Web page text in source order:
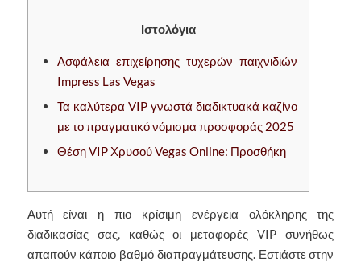
Ιστολόγια
Ασφάλεια επιχείρησης τυχερών παιχνιδιών
Impress Las Vegas
Τα καλύτερα VIP γνωστά διαδικτυακά καζίνο
με το πραγματικό νόμισμα προσφοράς 2025
Θέση VIP Χρυσού Vegas Online: Προσθήκη
Αυτή είναι η πιο κρίσιμη ενέργεια ολόκληρης της
διαδικασίας σας, καθώς οι μεταφορές VIP συνήθως
απαιτούν κάποιο βαθμό διαπραγμάτευσης. Εστιάστε στην